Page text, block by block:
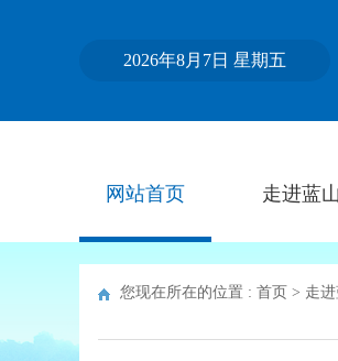
2026年8月7日 星期五
网站首页 走进蓝山
您现在所在的位置 : 首页 > 走